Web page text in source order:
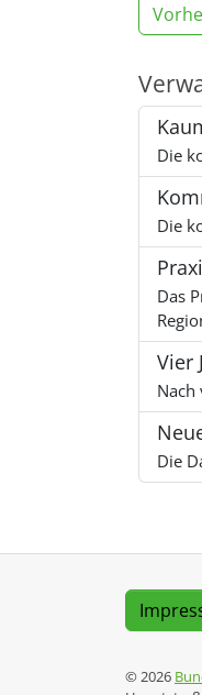
Die
Die
Das
Vier
Nach
Die
© 2026